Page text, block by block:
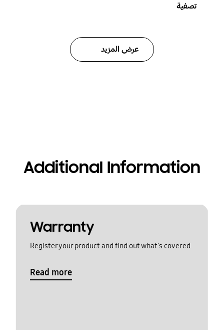
تصفية
عرض المزيد
Additional Information
Warranty
Register your product and find out what's covered
Read more